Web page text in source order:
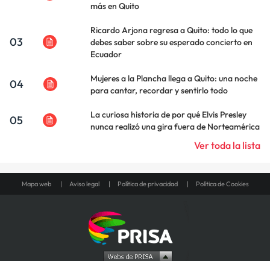
más en Quito
03
Ricardo Arjona regresa a Quito: todo lo que
debes saber sobre su esperado concierto en
Ecuador
04
Mujeres a la Plancha llega a Quito: una noche
para cantar, recordar y sentirlo todo
05
La curiosa historia de por qué Elvis Presley
nunca realizó una gira fuera de Norteamérica
Ver toda la lista
Mapa web Aviso legal Política de privacidad Política de Cookies